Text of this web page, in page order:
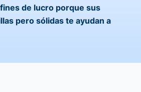
de lucro porque sus
pero sólidas te ayudan a